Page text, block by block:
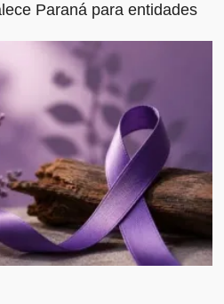
Paraná para entidades